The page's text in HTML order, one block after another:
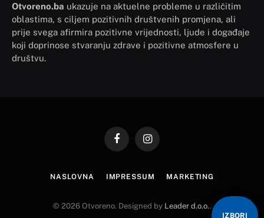
Otvoreno.ba ukazuje na aktuelne probleme u različitim
oblastima, s ciljem pozitivnih društvenih promjena, ali
prije svega afirmira pozitivne vrijednosti, ljude i događaje
koji doprinose stvaranju zdrave i pozitivne atmosfere u
društvu.
FacebookInstagram
NASLOVNA IMPRESSUM MARKETING
© 2026 Otvoreno. Designed by Leader d.o.o. .
IZBORI